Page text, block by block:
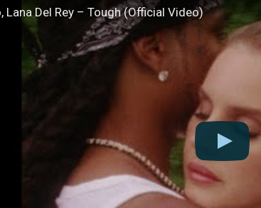
Lana Del Rey – Tough (Official Video)